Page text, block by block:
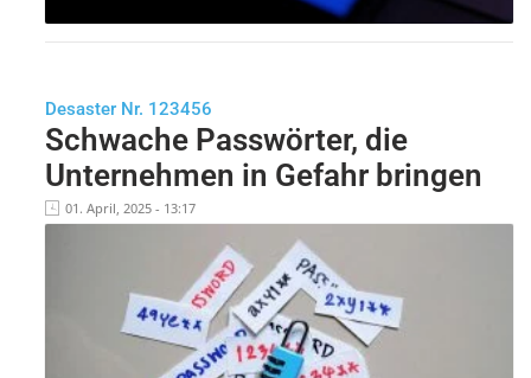
Desaster Nr. 123456
Schwache Passwörter, die
Unternehmen in Gefahr bringen
01. April, 2025 - 13:17